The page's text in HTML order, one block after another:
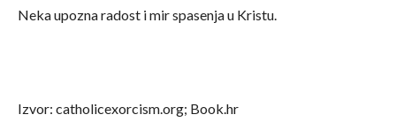
Neka upozna radost i mir spasenja u Kristu.
Izvor: catholicexorcism.org; Book.hr